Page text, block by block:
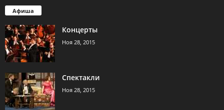
Афиша
Концерты
Ноя 28, 2015
Спектакли
Ноя 28, 2015